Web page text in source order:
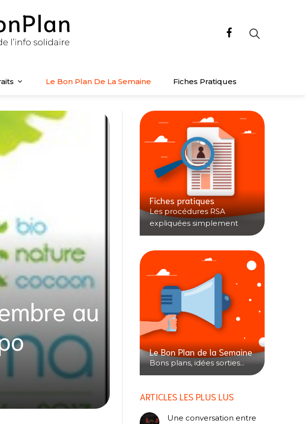
Le Bon Plan De La Semaine Fiches Pratiques
au
Fiches pratiques
Les procédures RSA
expliquées simplement
Le Bon Plan de la Semaine
Bons plans, idées sorties...
ARTICLES LES PLUS LUS
Une conversation entre